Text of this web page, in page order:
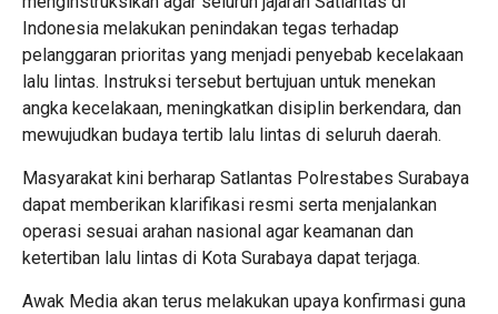
Indonesia melakukan penindakan tegas terhadap
pelanggaran prioritas yang menjadi penyebab kecelakaan
lalu lintas. Instruksi tersebut bertujuan untuk menekan
angka kecelakaan, meningkatkan disiplin berkendara, dan
mewujudkan budaya tertib lalu lintas di seluruh daerah.
Masyarakat kini berharap Satlantas Polrestabes Surabaya
dapat memberikan klarifikasi resmi serta menjalankan
operasi sesuai arahan nasional agar keamanan dan
ketertiban lalu lintas di Kota Surabaya dapat terjaga.
Awak Media akan terus melakukan upaya konfirmasi guna